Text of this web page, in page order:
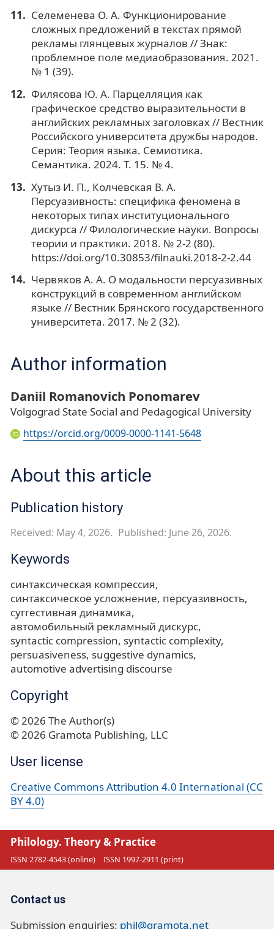
Селеменева О. А. Функционирование
сложных предложений в текстах прямой
рекламы глянцевых журналов // Знак:
проблемное поле медиаобразования. 2021.
№ 1 (39).
Филясова Ю. А. Парцелляция как
графическое средство выразительности в
английских рекламных заголовках // Вестник
Российского университета дружбы народов.
Серия: Теория языка. Семиотика.
Семантика. 2024. Т. 15. № 4.
Хутыз И. П., Колчевская В. А.
Персуазивность: специфика феномена в
некоторых типах институционального
дискурса // Филологические науки. Вопросы
теории и практики. 2018. № 2-2 (80).
https://doi.org/10.30853/filnauki.2018-2-2.44
Червяков А. А. О модальности персуазивных
конструкций в современном английском
языке // Вестник Брянского государственного
университета. 2017. № 2 (32).
Author information
Daniil Romanovich Ponomarev
Volgograd State Social and Pedagogical University
https://orcid.org/0009-0000-1141-5648
About this article
Publication history
Received: May 4, 2026. Published: June 26, 2026.
Keywords
синтаксическая компрессия
синтаксическое усложнение персуазивность
суггестивная динамика
автомобильный рекламный дискурс
syntactic compression syntactic complexity
persuasiveness suggestive dynamics
automotive advertising discourse
Copyright
© 2026 The Author(s)
© 2026 Gramota Publishing, LLC
User license
Creative Commons Attribution 4.0 International (CC
BY 4.0)
Philology. Theory & Practice
ISSN 2782-4543 (online) ISSN 1997-2911 (print)
Contact us
Submission enquiries: phil@gramota.net